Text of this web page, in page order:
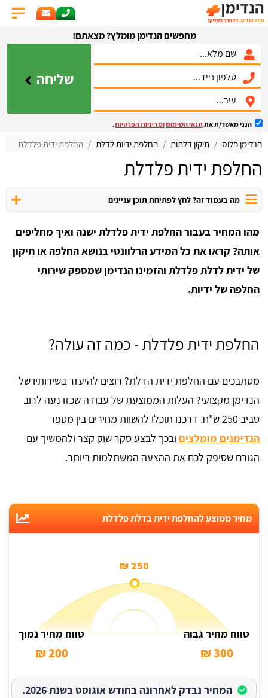
מחפשים הנדימן מומלץ? מצאתם!
שליחה
הנני מאשר/ת את תנאי השימושומדיניות הפרטיות.
הנדימן פלוס תיקון דלתות החלפת ידיות לדלת החלפת ידית פלדלת
החלפת ידית פלדלת
מה בעמוד זה? לחץ לפתיחת תוכן עניינים
מהו המחיר בעבור החלפת ידית פלדלת ישנה ואיך מחליפים
אותה? קראו את כל המידע הרלוונטי בנושא החלפה או תיקון
של ידית לדלת פלדלת והזמינו הנדימן שמספק שירותי
החלפה של ידיות.
החלפת ידית פלדלת - כמה זה עולה?
מסתבכים עם החלפת ידית הדלת? רוצים להיעזר בשירותיו של
הנדימן מקצועי? העלות הממוצעת של עבודה שכזו נעה לרוב
סביב 250 ש"ח. דרכנו תוכלו להשוות מחירים בין מספר
הנדימנים מומלצים ובכך לבצע סקר שוק קצר ולהמשיך עם
הגורם שסיפק לכם את ההצעה המשתלמות ביותר.
מחיר ממוצע להחלפת ידית בדלת פלדלת
250 ₪
טווח מחיר גבוה
300 ₪
טווח מחיר נמוך
200 ₪
המחיר נבדק לאחרונה בחודש אוגוסט בשנת 2026.